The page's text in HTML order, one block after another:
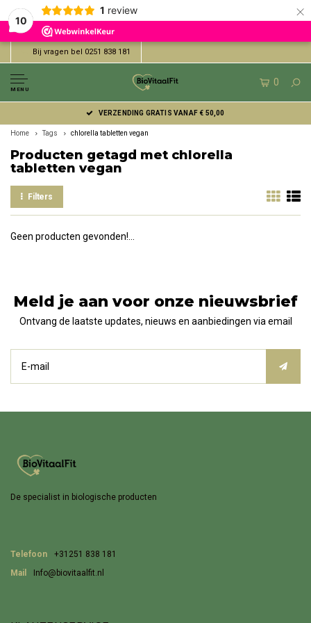
10
1 review ×
Bij vragen bel 0251 838 181
MENU
0
VERZENDING GRATIS VANAF € 50,00
Home Tags chlorella tabletten vegan
Producten getagd met chlorella
tabletten vegan
Filters
Geen producten gevonden!...
Meld je aan voor onze nieuwsbrief
Ontvang de laatste updates, nieuws en aanbiedingen via email
De specialist in biologische producten
Telefoon
+31251 838 181
Mail
Info@biovitaalfit.nl